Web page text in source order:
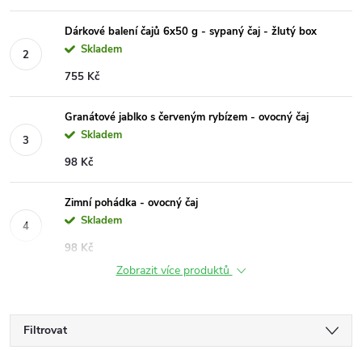
Dárkové balení čajů 6x50 g - sypaný čaj - žlutý box
Skladem
755 Kč
Granátové jablko s červeným rybízem - ovocný čaj
Skladem
98 Kč
Zimní pohádka - ovocný čaj
Skladem
98 Kč
Zobrazit více produktů
Filtrovat